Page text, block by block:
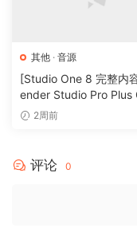
Metro Heights
其他 · 音源
[Studio One 8 完整内
ender Studio Pro Plus
nt 2026-R2R（166GB）
2周前
评论 0